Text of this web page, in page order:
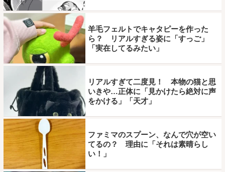
羊毛フェルトでキャタピーを作った
ら？ リアルすぎる姿に「すっご」
「実在してるみたい」
リアルすぎて二度見！ 本物の猫と思
いきや…正体に「見かけたら絶対に声
をかける」「天才」
ファミマのスプーン、なんで穴が空い
てるの？ 理由に「それは素晴らし
い！」